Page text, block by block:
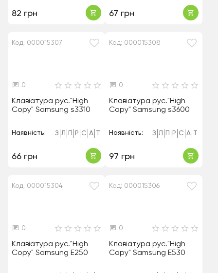
82 грн 67 грн
Код: 000015307
0
Клавіатура рус."High
Copy" Samsung s3310
Наявність: З Л Р С А
66 грн
Код: 000015308
0
Клавіатура рус."High
Copy" Samsung s3600
Наявність: З Л Р С А
97 грн
Код: 000015304
0
Клавіатура рус."High
Copy" Samsung E250
Код: 000015306
0
Клавіатура рус."High
Copy" Samsung E530